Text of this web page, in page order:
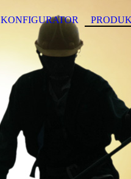
KONFIGURATOR